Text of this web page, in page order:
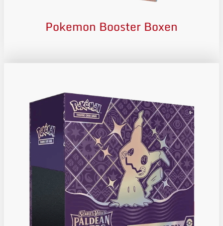
Pokemon Booster Boxen